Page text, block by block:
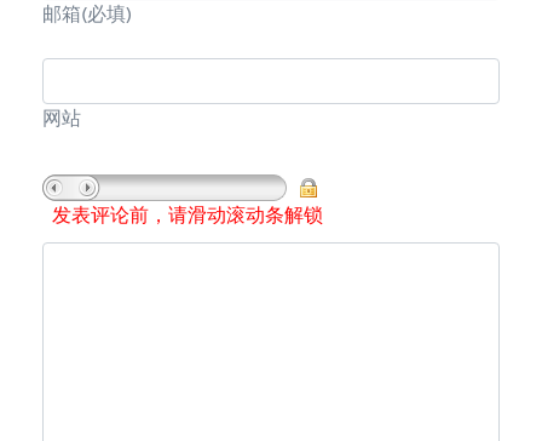
邮箱(必填)
网站
发表评论前，请滑动滚动条解锁